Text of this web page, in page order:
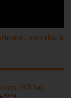
nhiều video khác
trước 1975 hay
96194